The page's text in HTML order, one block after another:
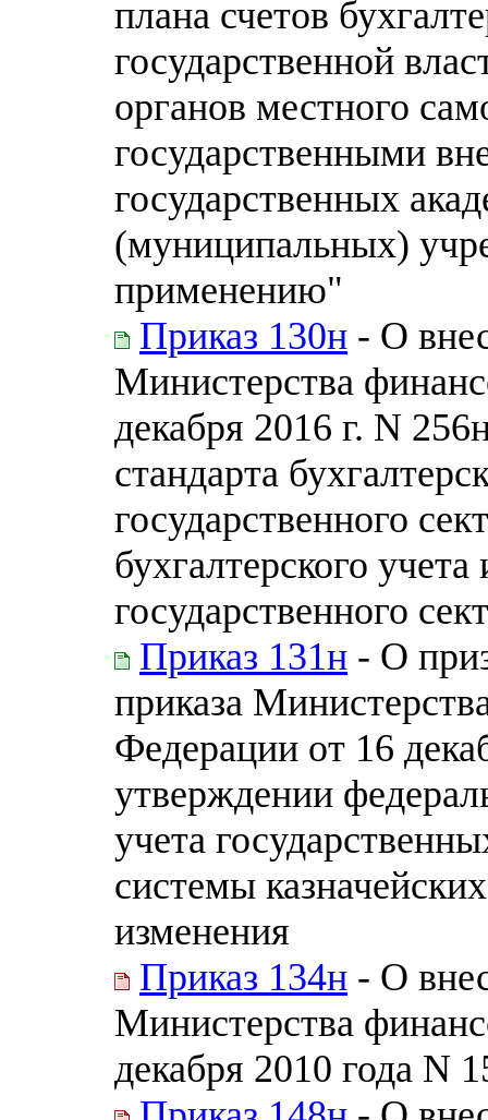
плана счетов
государственной
органов местного
государственными
государственных
(муниципальных)
применению"
Приказ 130н - О
Министерства
декабря 2016 г. N
стандарта
государственного
бухгалтерского
государственного
Приказ 131н - О
приказа
Федерации от 16
утверждении
учета
системы
изменения
Приказ 134н - О
Министерства
декабря 2010 года N